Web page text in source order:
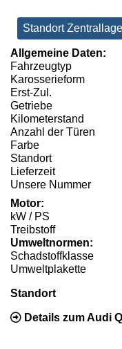
Standort
Allgemeine Daten:
Fahrzeugtyp
Karosserieform
Erst-Zul.
Getriebe
Kilometerstand
Anzahl der Türen
Farbe
Standort
Lieferzeit
Unsere Nummer
Motor:
kW / PS
Treibstoff
Umweltnormen:
Schadstoffklasse
Umweltplakette
Standort
Details zum Audi